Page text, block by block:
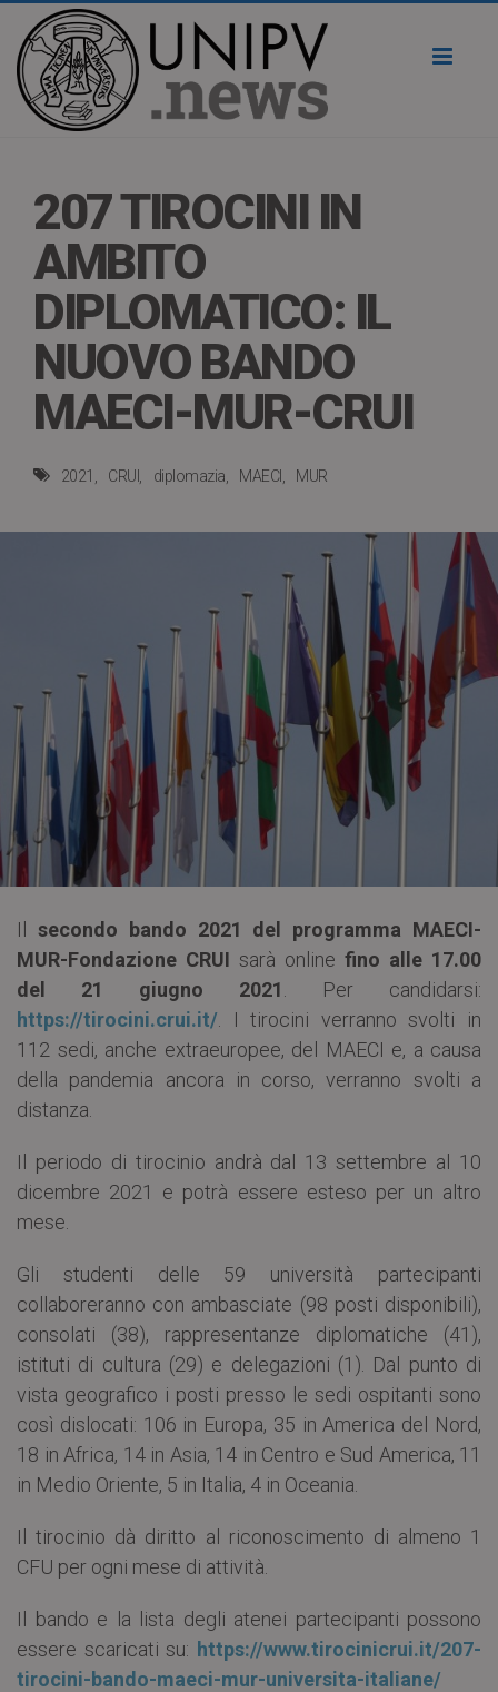
207 TIROCINI IN
AMBITO
DIPLOMATICO: IL
NUOVO BANDO
MAECI-MUR-CRUI
2021 CRUI diplomazia MAECI MUR
Il secondo bando 2021 del programma MAECI-
MUR-Fondazione CRUI sarà online fino alle 17.00
del 21 giugno 2021
. Per candidarsi:
https://tirocini.crui.it/ . I tirocini verranno svolti in
112 sedi, anche extraeuropee, del MAECI e, a causa
della pandemia ancora in corso, verranno svolti a
distanza.
Il periodo di tirocinio andrà dal 13 settembre al 10
dicembre 2021 e potrà essere esteso per un altro
mese.
Gli studenti delle 59 università partecipanti
collaboreranno con ambasciate (98 posti disponibili),
consolati (38), rappresentanze diplomatiche (41),
istituti di cultura (29) e delegazioni (1). Dal punto di
vista geografico i posti presso le sedi ospitanti sono
così dislocati: 106 in Europa, 35 in America del Nord,
18 in Africa, 14 in Asia, 14 in Centro e Sud America, 11
in Medio Oriente, 5 in Italia, 4 in Oceania.
Il tirocinio dà diritto al riconoscimento di almeno 1
CFU per ogni mese di attività.
Il bando e la lista degli atenei partecipanti possono
essere scaricati su: https://www.tirocinicrui.it/207-
tirocini-bando-maeci-mur-universita-italiane/